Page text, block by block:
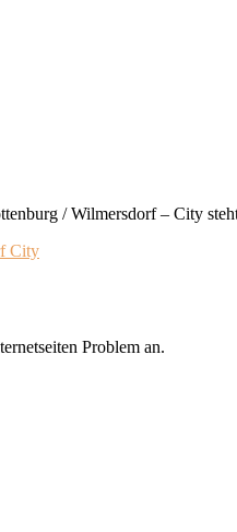
/ Wilmersdorf – City
Problem an.